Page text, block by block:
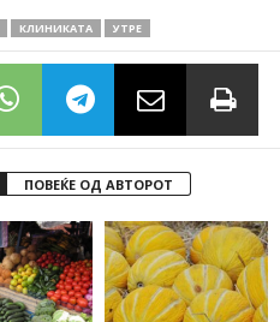
КЛИНИКАТА УТРЕ
ПОВЕЌЕ ОД АВТОРОТ